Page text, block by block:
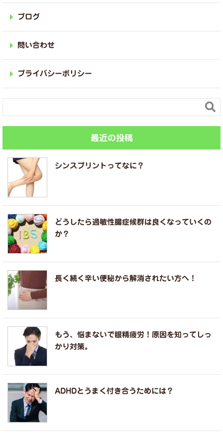
ブログ
問い合わせ
プライバシーポリシー

最近の投稿
シンスプリントってなに？
どうしたら過敏性腸症候群は良くなっていくの
か？
長く続く辛い便秘から解消されたい方へ！
もう、悩まないで眼精疲労！原因を知ってしっ
かり対策。
ADHDとうまく付き合うためには？